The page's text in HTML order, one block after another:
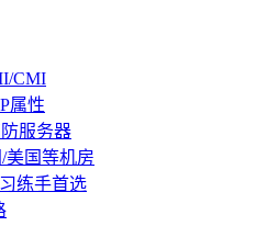
CMI
属性
服务器
美国等机房
练手首选